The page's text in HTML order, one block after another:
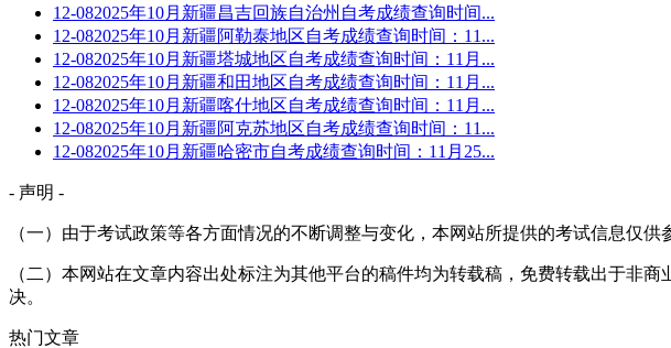
12-082025年10月新疆昌吉回族自治州自考成绩查询时间...
12-082025年10月新疆阿勒泰地区自考成绩查询时间：11...
12-082025年10月新疆塔城地区自考成绩查询时间：11月...
12-082025年10月新疆和田地区自考成绩查询时间：11月...
12-082025年10月新疆喀什地区自考成绩查询时间：11月...
12-082025年10月新疆阿克苏地区自考成绩查询时间：11...
12-082025年10月新疆哈密市自考成绩查询时间：11月25...
- 声明 -
（一）由于考试政策等各方面情况的不断调整与变化，本网站所提供的考试信息仅供
（二）本网站在文章内容出处标注为其他平台的稿件均为转载稿，免费转载出于非
决。
热门文章